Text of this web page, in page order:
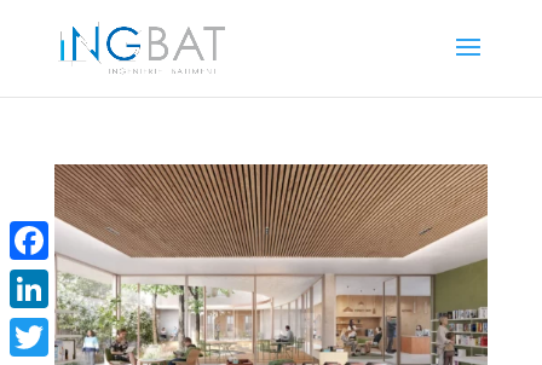
Facebook
LinkedIn